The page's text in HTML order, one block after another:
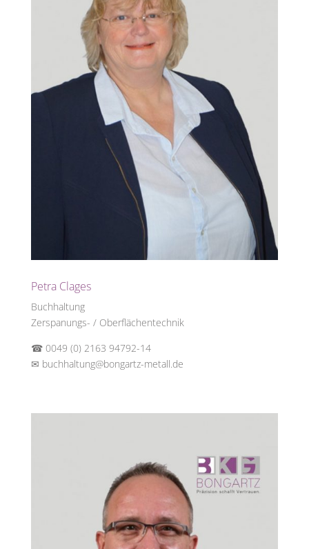
Petra Clages
Buchhaltung
Zerspanungs- / Oberflächentechnik
☎ 0049 (0) 2163 94792-14
✉ buchhaltung@bongartz-metall.de